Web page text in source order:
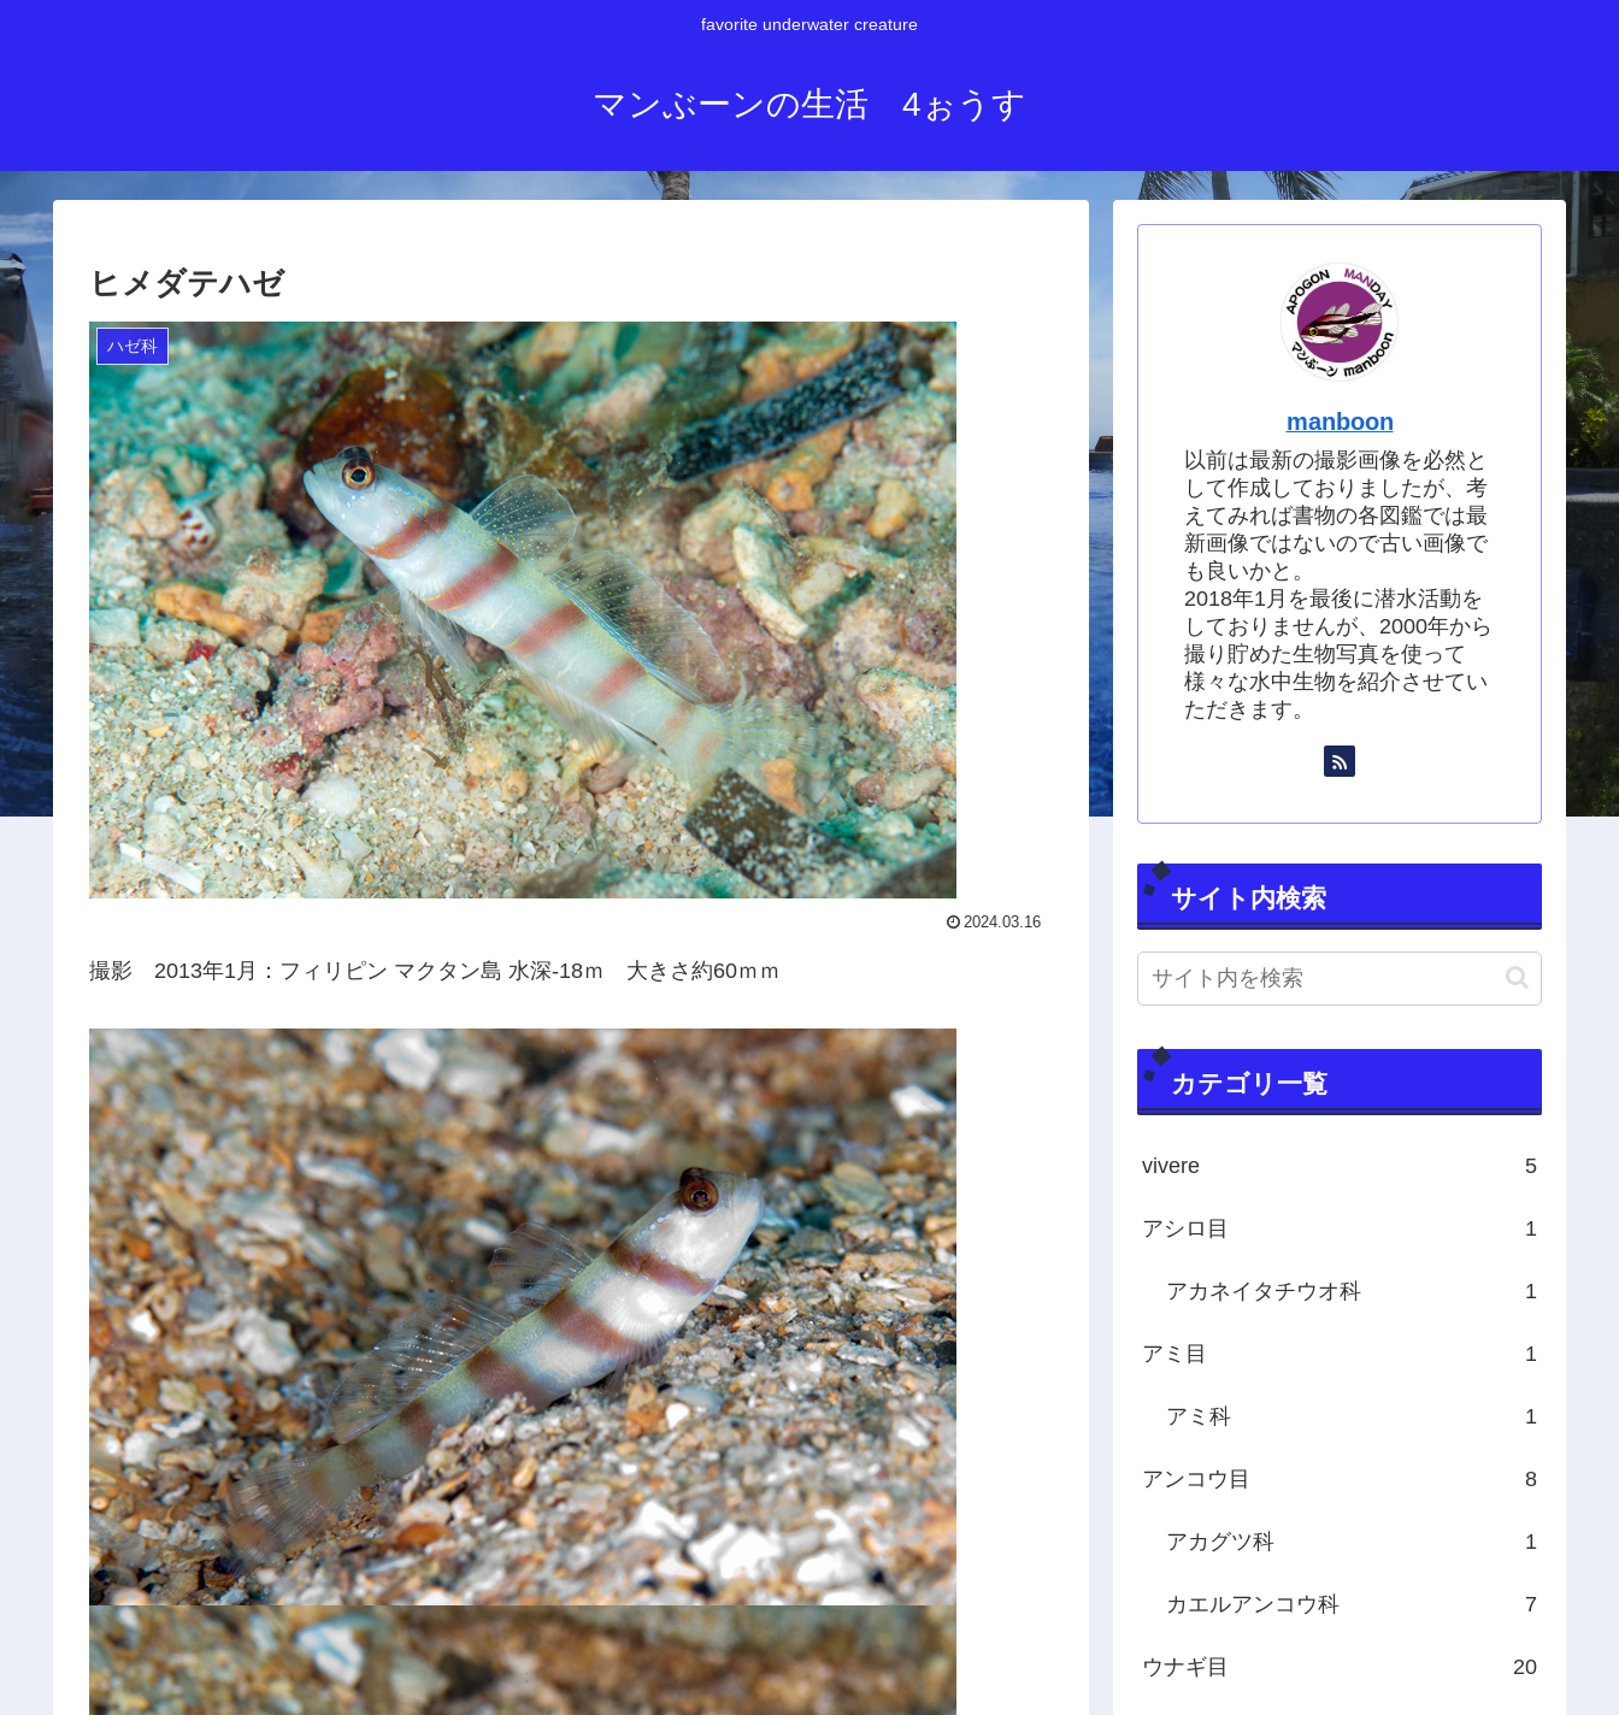
favorite underwater creature
マンぶーンの生活 4ぉうす
ヒメダテハゼ
ハゼ科
2024.03.16
撮影 2013年1月：フィリピン マクタン島 水深-18ｍ 大きさ約60ｍｍ
manboon
以前は最新の撮影画像を必然と
して作成しておりましたが、考
えてみれば書物の各図鑑では最
新画像ではないので古い画像で
も良いかと。
2018年1月を最後に潜水活動を
しておりませんが、2000年から
撮り貯めた生物写真を使って
様々な水中生物を紹介させてい
ただきます。
サイト内検索
カテゴリ一覧
vivere 5
アシロ目 1
アカネイタチウオ科 1
アミ目 1
アミ科 1
アンコウ目 8
アカグツ科 1
カエルアンコウ科 7
ウナギ目 20